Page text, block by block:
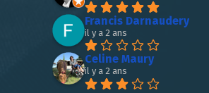
Francis Darnaudery
il y a 2 ans
Celine Maury
il y a 2 ans